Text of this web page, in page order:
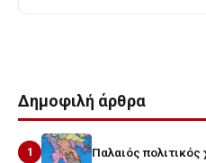
Δημοφιλή άρθρα
1 Παλαιός